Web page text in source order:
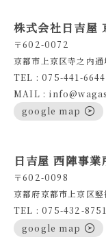
株式会社日吉屋
〒602-0072
京都市上京区寺之内
TEL : 075-441-6644
MAIL :
google map
日吉屋 西陣事
〒602-0098
京都府京都市上京区
TEL : 075-432-8751
google map